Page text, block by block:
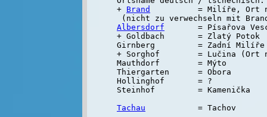
+ Brand
= Milíře, Ort
(nicht zu verwechseln mit
Albersdorf
= Písařova
+ Goldbach       = Zlatý
Girnberg         = Zadní Milíře
+ Sorghof        = Lučina (Ort
Mauthdorf        = Mýto
Thiergarten      = Obora
Hollinghof       = ?
Steinhof         = Kamenička
Tachau